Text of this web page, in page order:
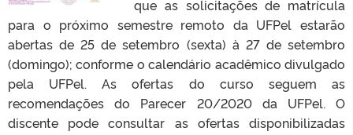
que as solicitações de matrícula
para o próximo semestre remoto da UFPel estarão
abertas de 25 de setembro (sexta) à 27 de setembro
(domingo); conforme o calendário acadêmico divulgado
pela UFPel. As ofertas do curso seguem as
recomendações do Parecer 20/2020 da UFPel. O
discente pode consultar as ofertas disponibilizadas